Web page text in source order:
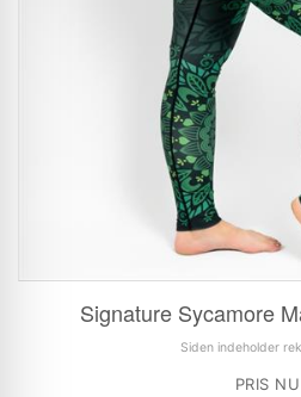
Signature Sycamore
Siden indeholder
PRIS NU